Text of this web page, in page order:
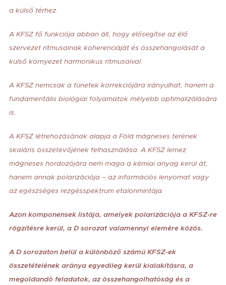
a külső térhez.
A KFSZ fő funkciója abban áll, hogy elősegítse az élő
szervezet ritmusainak koherenciáját és összehangolását a
külső környezet harmonikus ritmusaival.
A KFSZ nemcsak a tünetek korrekciójára irányulhat, hanem a
fundamentális biológiai folyamatok mélyebb optimalizálására
is.
A KFSZ létrehozásának alapja a Föld mágneses terének
skaláris összetevőjének felhasználása. A KFSZ lemez
mágneses hordozójára nem maga a kémiai anyag kerül át,
hanem annak polarizációja – az információs lenyomat vagy
az egészséges rezgésspektrum etalonmintája.
Azon komponensek listája, amelyek polarizációja a KFSZ-re
rögzítésre kerül, a D sorozat valamennyi elemére közös.
A D sorozaton belül a különböző számú KFSZ-ek
összetételének aránya egyedileg kerül kialakításra, a
megoldandó feladatok, az összehangolhatóság és a